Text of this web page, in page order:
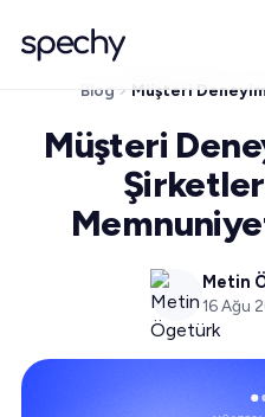
Blog
Müşteri
Metin
16 Ağu